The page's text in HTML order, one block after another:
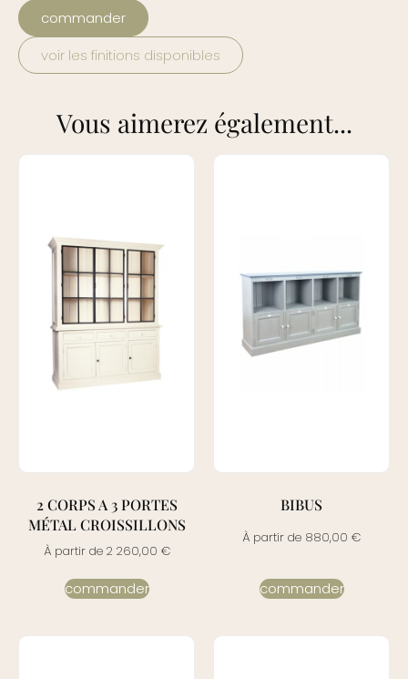
commander
voir les finitions disponibles
Vous aimerez également...
2 CORPS A 3 PORTES
MÉTAL CROISSILLONS
À partir de 2 260,00 €
commander
BIBUS
À partir de 880,00 €
commander